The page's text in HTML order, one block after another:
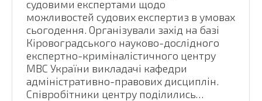
судовими експертами щодо
можливостей судових експертиз в умовах
сьогодення. Організували захід на базі
Кіровоградського науково-дослідного
експертно-криміналістичного центру
МВС України викладачі кафедри
адміністративно-правових дисциплін.
Співробітники центру поділились…